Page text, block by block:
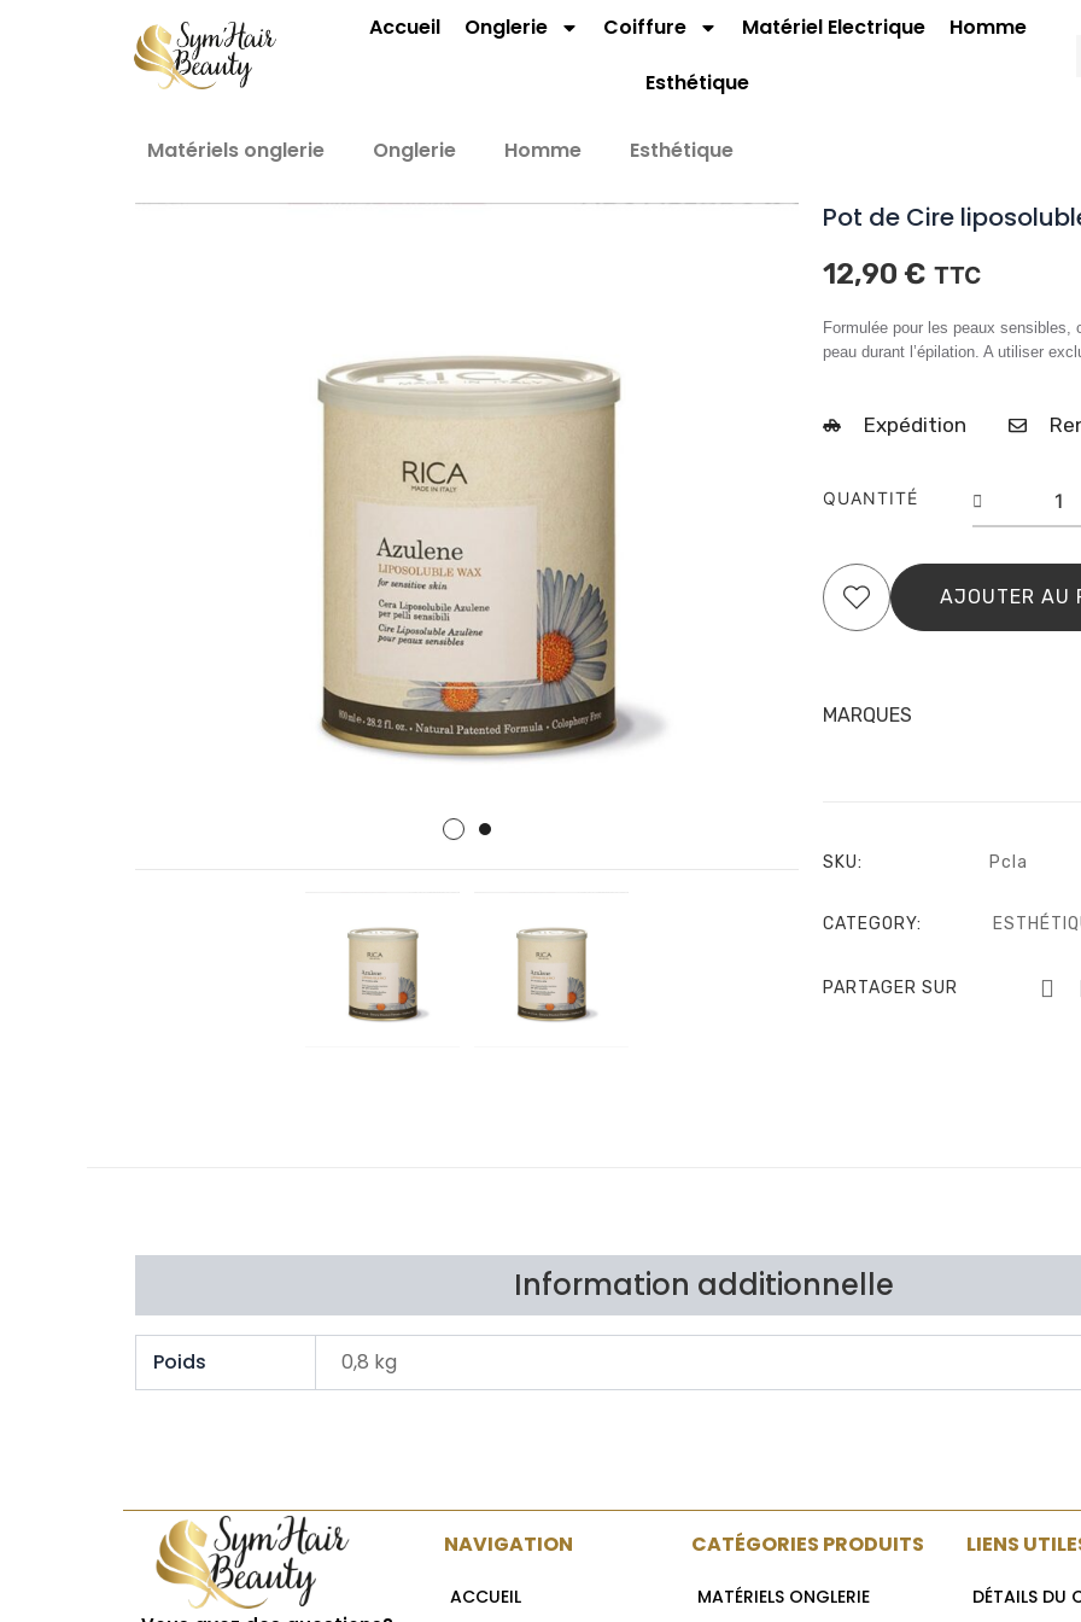
Accueil Onglerie Coiffure Matériel Electrique
Homme
Esthétique
Matériels onglerie Onglerie Homme Esthétique
Pot de Cire
12,90 € TTC
Formulée pour les peaux sensibles,
peau durant l’épilation. A utiliser
Expédition
QUANTITÉ
de
AJOUTER AU
MARQUES
SKU: Pcla
CATEGORY:
PARTAGER SUR
Information additionnelle
Poids 0,8 kg
NAVIGATION
ACCUEIL
CATÉGORIES PRODUITS
MATÉRIELS ONGLERIE
LIENS
DÉTAILS DU